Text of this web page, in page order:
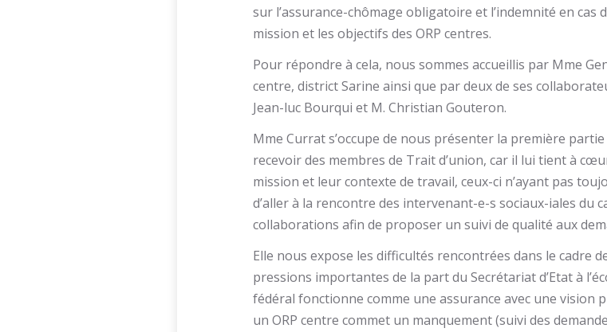
sur l’assurance-chômage obligatoire et l’indemnité en cas
mission et les objectifs des ORP centres.
Pour répondre à cela, nous sommes accueillis par Mme
centre, district Sarine ainsi que par deux de ses
Jean-luc Bourqui et M. Christian Gouteron.
Mme Currat s’occupe de nous présenter la première
recevoir des membres de Trait d’union, car il lui tient à
mission et leur contexte de travail, ceux-ci n’ayant pas
d’aller à la rencontre des intervenant-e-s sociaux-iales du
collaborations afin de proposer un suivi de qualité aux
Elle nous expose les difficultés rencontrées dans le cadre
pressions importantes de la part du Secrétariat d’Etat à
fédéral fonctionne comme une assurance avec une vision
un ORP centre commet un manquement (suivi des